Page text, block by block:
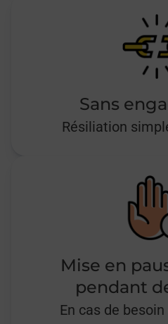
Sans
Résiliation
Mise en
pendant
En cas de